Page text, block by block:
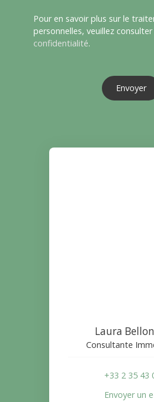
Pour en savoir plus sur le
personnelles, veuillez
confidentialité.
Envoyer
Laura
Consultante
+33 2 35 43
Envoyer un